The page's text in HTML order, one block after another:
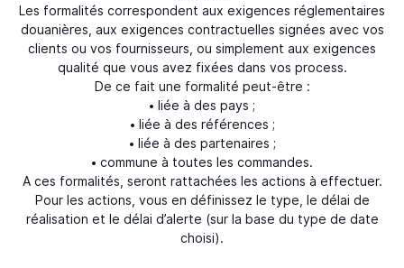
Les formalités correspondent aux exigences réglementaires
douanières, aux exigences contractuelles signées avec vos
clients ou vos fournisseurs, ou simplement aux exigences
qualité que vous avez fixées dans vos process.
De ce fait une formalité peut-être :
• liée à des pays ;
• liée à des références ;
• liée à des partenaires ;
• commune à toutes les commandes.
A ces formalités, seront rattachées les actions à effectuer.
Pour les actions, vous en définissez le type, le délai de
réalisation et le délai d’alerte (sur la base du type de date
choisi).